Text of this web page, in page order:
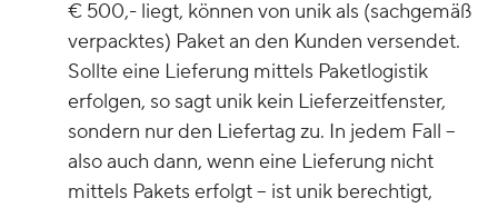
€ 500,- liegt, können von unik als (sachgemäß
verpacktes) Paket an den Kunden versendet.
Sollte eine Lieferung mittels Paketlogistik
erfolgen, so sagt unik kein Lieferzeitfenster,
sondern nur den Liefertag zu. In jedem Fall –
also auch dann, wenn eine Lieferung nicht
mittels Pakets erfolgt – ist unik berechtigt,